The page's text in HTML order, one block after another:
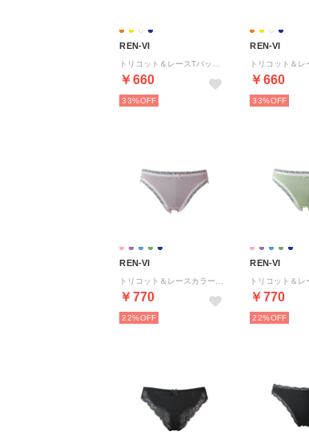
REN-VI
￥660
33%
REN-VI
￥660
33%
REN-VI
￥770
22%
REN-VI
￥770
22%